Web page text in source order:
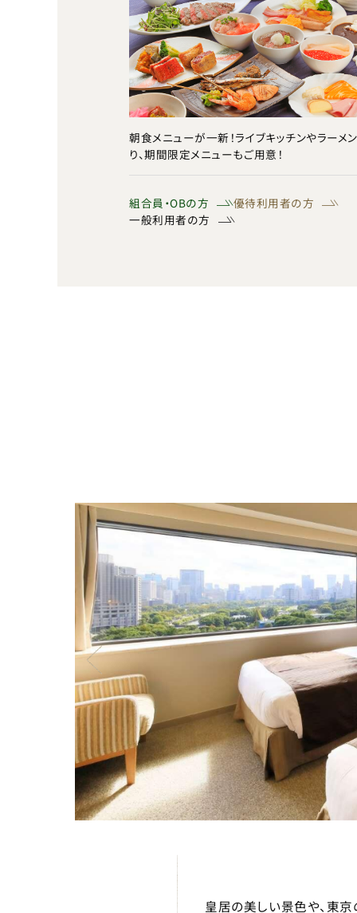
朝食メニューが一新！ライブキッチンやラーメ
り、期間限定メニューもご用意！
組合員・OBの方
優待利用者の方
一般利用者の方
皇居の美しい景色や、 東京